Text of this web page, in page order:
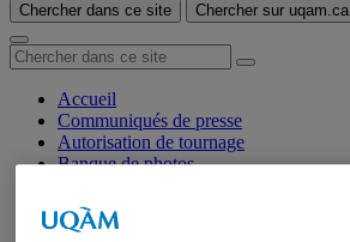
Chercher dans ce site Chercher sur uqam.ca
Accueil
Communiqués de presse
Autorisation de tournage
Banque de photos
Plan du campus